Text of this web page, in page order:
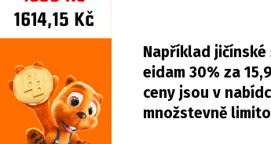
Například jičínské
eidam 30% za
ceny jsou v
množstevně